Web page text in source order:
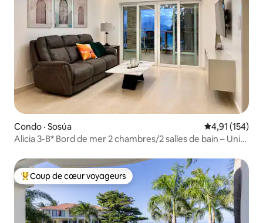
Condo · Sosúa Note
4,91 (154)
Alicia 3-B* Bord de mer 2 chambres/2 salles de bain – Unité
Coup de cœur voyageurs parmi les plus aimés
Coup de cœur voyageurs